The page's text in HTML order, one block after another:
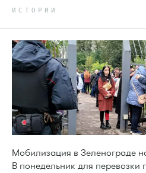
ИСТОРИИ
Мобилизация в Зеленограде
В понедельник для перевозки